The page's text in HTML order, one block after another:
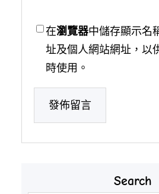
在瀏覽器中儲存顯示名
址及個人網站網址，以
時使用。
Search